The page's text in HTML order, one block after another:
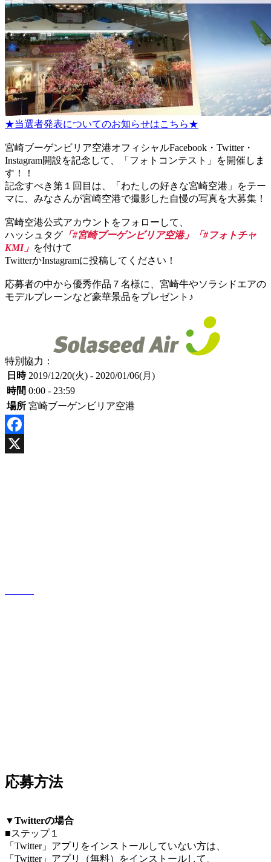
★当選者発表についてのお知らせはこちら★
宮崎ブーゲンビリア空港オフィシャルFacebook・Twitter・
Instagram開設を記念して、「フォトコンテスト」を開催しま
す！！
記念すべき第１回目は、「わたしの好きな宮崎空港」をテー
マに、みなさんが宮崎空港で撮影した自慢の写真を大募集！
宮崎空港公式アカウントをフォローして、
ハッシュタグ 「#宮崎ブーゲンビリア空港」「#フォトチャ
KMI」 を付けて
TwitterかInstagramに投稿してください！
応募者の中から優秀作品７名様に、宮崎牛やソラシドエアの
モデルプレーンなど豪華景品をプレゼント♪
特別協力：
日時 2019/12/20(火) - 2020/01/06(月)
時間 0:00 - 23:59
場所 宮崎ブーゲンビリア空港
Facebook
応募方法
▼Twitterの場合
■ステップ１
「Twitter」アプリをインストールしていない方は、
「Twitter」アプリ（無料）をインストールして、